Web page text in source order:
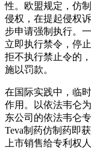
性。欧盟规定，仿
侵权，在提起侵权
步申请强制执行。
立即执行禁令，停
拒不执行禁止令的
施以罚款。
在国际实践中，临
作用。以依法韦仑
东公司的依法韦仑
Teva制药仿制药即
上市销售给专利权